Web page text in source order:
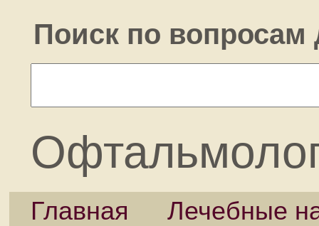
Поиск по вопросам
Главная Лечебные